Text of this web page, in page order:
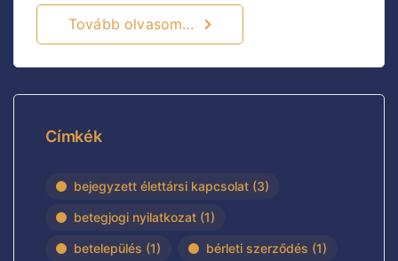
Tovább olvasom...
Címkék
bejegyzett élettársi kapcsolat (3)
betegjogi nyilatkozat (1)
betelepülés (1) bérleti szerződés (1)